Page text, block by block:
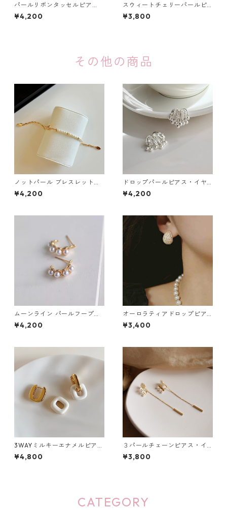
パールリボンタッセルピア
ス・イヤリング：668
¥4,200
スウィートチェリーパールピ
アス：665
¥3,800
その他の商品
ノットパール ブレスレット：6
80
¥4,200
ドロップパールピアス・イヤ
リング：614
¥4,200
ムーンライン パールフープピ
アス・イヤリング：670
¥4,200
オーロラティアドロップピア
ス・イヤリング：87
¥3,400
3WAYミルキーエナメルピア
ス：636
¥4,800
３パールチェーンピアス・イ
ヤリング：198
¥3,800
CATEGORY